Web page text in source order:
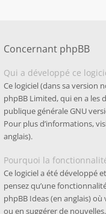
Concernant phpBB
Qui a développé ce
Ce logiciel (dans sa version
phpBB Limited, qui en a les
publique générale GNU
Pour plus d’informations,
anglais).
Pourquoi la
Ce logiciel a été développé
pensez qu’une
phpBB Ideas(en anglais)
ou en suggérer de nouvelles.